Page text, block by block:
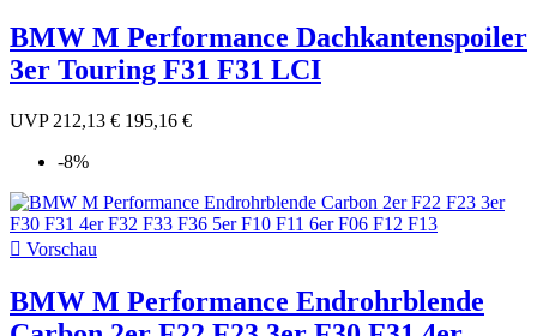
BMW M Performance Dachkantenspoiler
3er Touring F31 F31 LCI
UVP 212,13 € 195,16 €
-8%
 Vorschau
BMW M Performance Endrohrblende